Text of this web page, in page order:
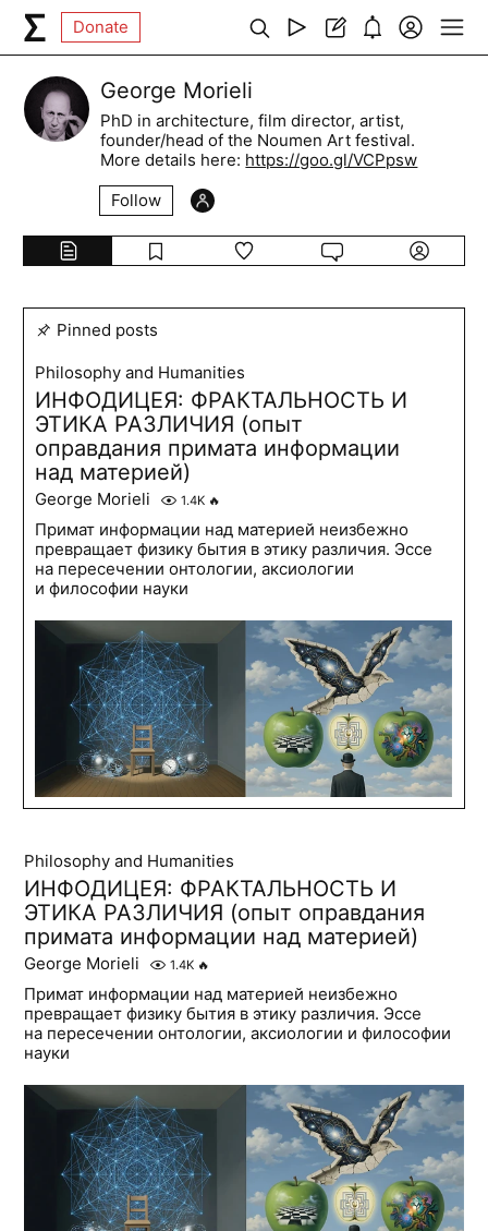
Donate
George Morieli
PhD in architecture, film director, artist,
founder/head of the Noumen Art festival.
More details here: https://goo.gl/VCPpsw
Follow
Pinned posts
Philosophy and Humanities
ИНФОДИЦЕЯ: ФРАКТАЛЬНОСТЬ И
ЭТИКА РАЗЛИЧИЯ (опыт
оправдания примата информации
над материей)
George Morieli 1.4K 🔥
Примат информации над материей неизбежно
превращает физику бытия в этику различия. Эссе
на пересечении онтологии, аксиологии
и философии науки
Philosophy and Humanities
ИНФОДИЦЕЯ: ФРАКТАЛЬНОСТЬ И
ЭТИКА РАЗЛИЧИЯ (опыт оправдания
примата информации над материей)
George Morieli 1.4K 🔥
Примат информации над материей неизбежно
превращает физику бытия в этику различия. Эссе
на пересечении онтологии, аксиологии и философии
науки